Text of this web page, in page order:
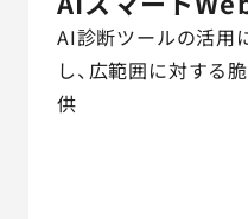
AI診断ツールの活用
し、広範囲に対する
供